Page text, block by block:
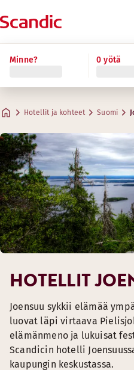
Minne? 0 yötä
Hotellit ja kohteet Suomi
HOTELLIT
Joensuu sykkii elämää
luovat läpi virtaava
elämänmeno ja lukuisat
Scandicin hotelli
kaupungin keskustassa.